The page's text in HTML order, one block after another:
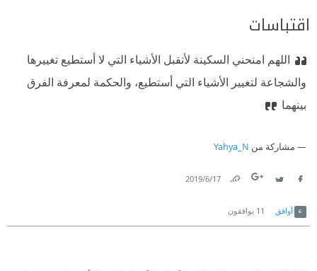
اقتباسات
اللهم امنحني السكينة لأتقبل الأشياء التي لا أستطيع تغييرها
والشجاعة لتغيير الأشياء التي أستطيع، والحكمة لمعرفة الفرق
بينهما
مشاركة من Yahya_N
17‏/6‏/2019
أوافق 11 يوافقون